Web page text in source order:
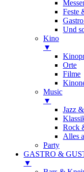
Feste
Und
Kino
▼
Orte
Filme
Music
▼
Jazz
Rock
Alles
Party
GASTRO &
▼